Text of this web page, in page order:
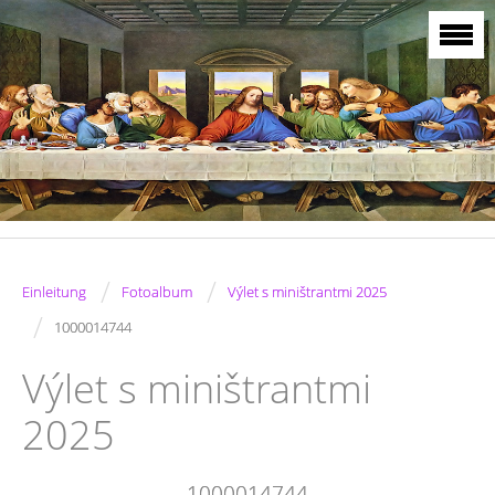
Einleitung / Fotoalbum / Výlet s miništrantmi 2025
/ 1000014744
Výlet s miništrantmi
2025